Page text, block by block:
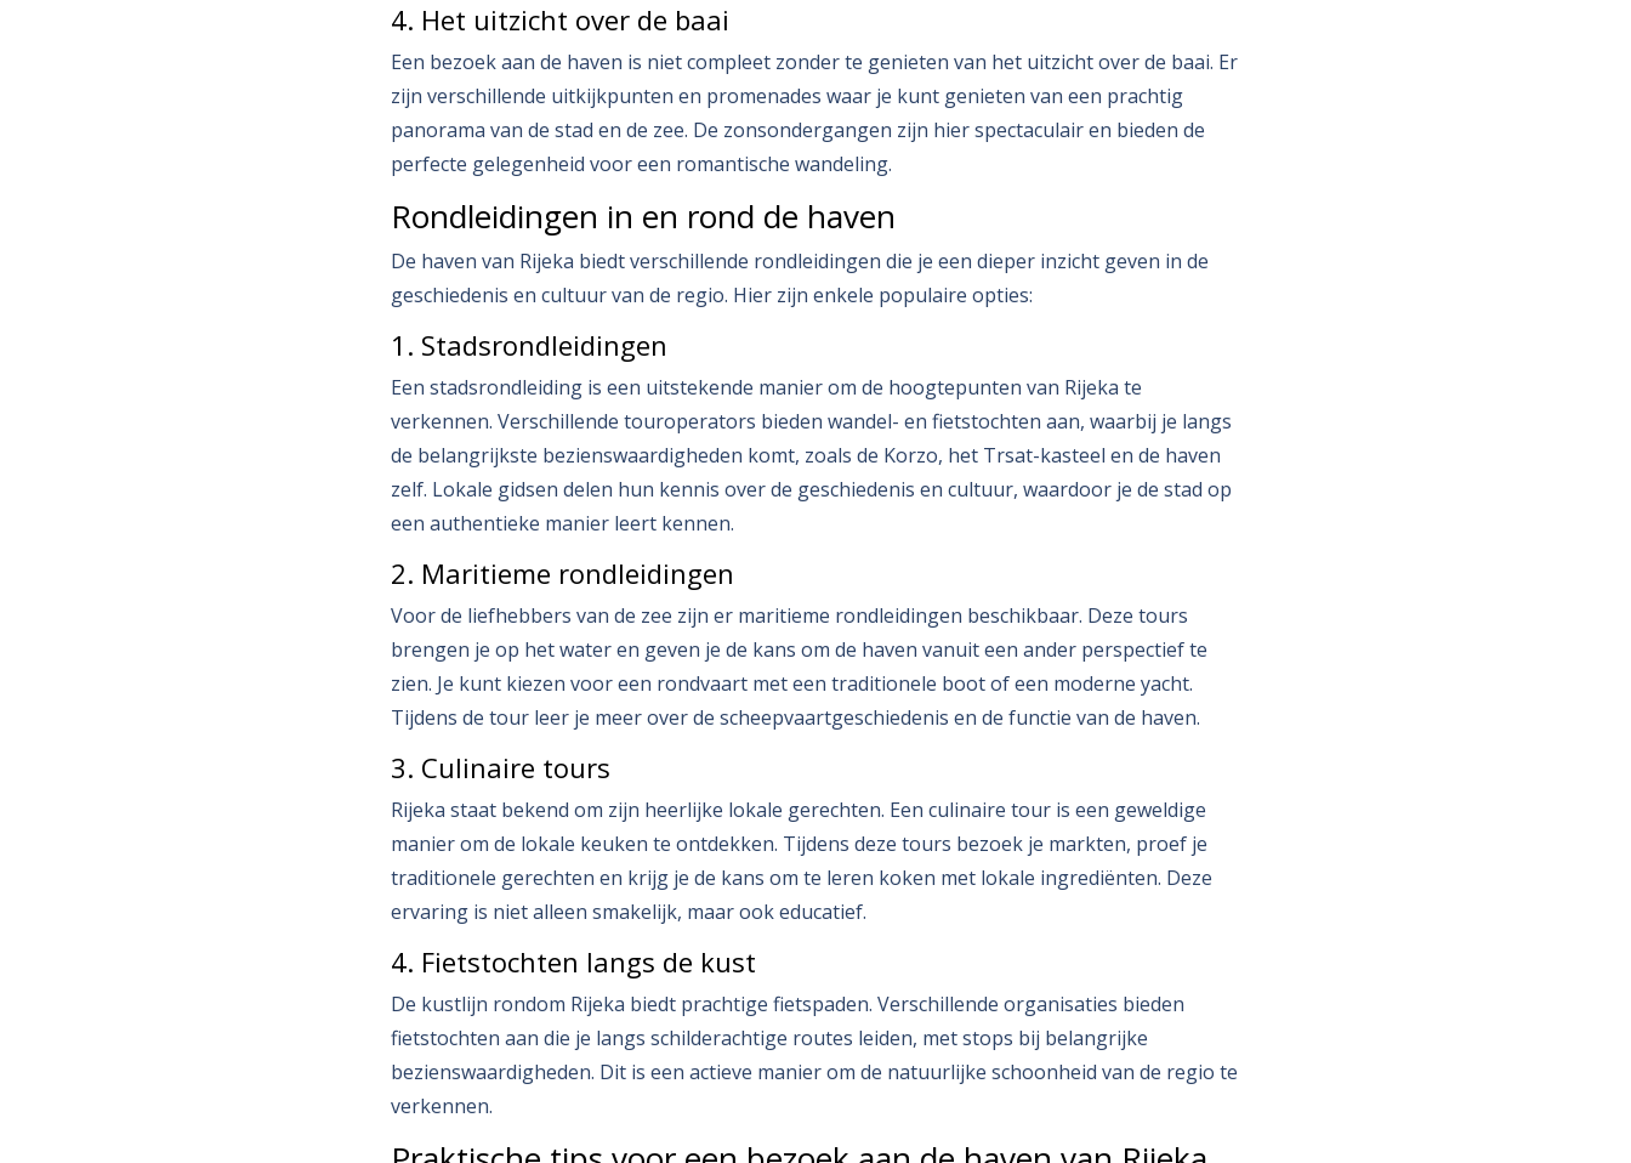
4. Het uitzicht over de baai
Een bezoek aan de haven is niet compleet zonder te genieten van het uitzicht over de baai. Er
zijn verschillende uitkijkpunten en promenades waar je kunt genieten van een prachtig
panorama van de stad en de zee. De zonsondergangen zijn hier spectaculair en bieden de
perfecte gelegenheid voor een romantische wandeling.
Rondleidingen in en rond de haven
De haven van Rijeka biedt verschillende rondleidingen die je een dieper inzicht geven in de
geschiedenis en cultuur van de regio. Hier zijn enkele populaire opties:
1. Stadsrondleidingen
Een stadsrondleiding is een uitstekende manier om de hoogtepunten van Rijeka te
verkennen. Verschillende touroperators bieden wandel- en fietstochten aan, waarbij je langs
de belangrijkste bezienswaardigheden komt, zoals de Korzo, het Trsat-kasteel en de haven
zelf. Lokale gidsen delen hun kennis over de geschiedenis en cultuur, waardoor je de stad op
een authentieke manier leert kennen.
2. Maritieme rondleidingen
Voor de liefhebbers van de zee zijn er maritieme rondleidingen beschikbaar. Deze tours
brengen je op het water en geven je de kans om de haven vanuit een ander perspectief te
zien. Je kunt kiezen voor een rondvaart met een traditionele boot of een moderne yacht.
Tijdens de tour leer je meer over de scheepvaartgeschiedenis en de functie van de haven.
3. Culinaire tours
Rijeka staat bekend om zijn heerlijke lokale gerechten. Een culinaire tour is een geweldige
manier om de lokale keuken te ontdekken. Tijdens deze tours bezoek je markten, proef je
traditionele gerechten en krijg je de kans om te leren koken met lokale ingrediënten. Deze
ervaring is niet alleen smakelijk, maar ook educatief.
4. Fietstochten langs de kust
De kustlijn rondom Rijeka biedt prachtige fietspaden. Verschillende organisaties bieden
fietstochten aan die je langs schilderachtige routes leiden, met stops bij belangrijke
bezienswaardigheden. Dit is een actieve manier om de natuurlijke schoonheid van de regio te
verkennen.